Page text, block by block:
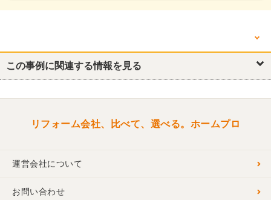
他の箇所を見る
リフォーム概要 キッチン・台所 浴室・ユニットバス
この事例に関連する情報を見る
リフォーム会社、比べて、選べる。ホームプロ
運営会社について
お問い合わせ